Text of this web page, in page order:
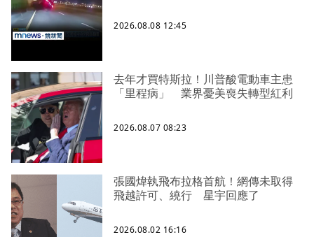
2026.08.08 12:45
去年才買特斯拉！川普酸電動車主患
「里程病」 業界憂美喪失轉型紅利
2026.08.07 08:23
張國煒執飛布拉格首航！網傳未取得
飛越許可、繞行 星宇回應了
2026.08.02 16:16